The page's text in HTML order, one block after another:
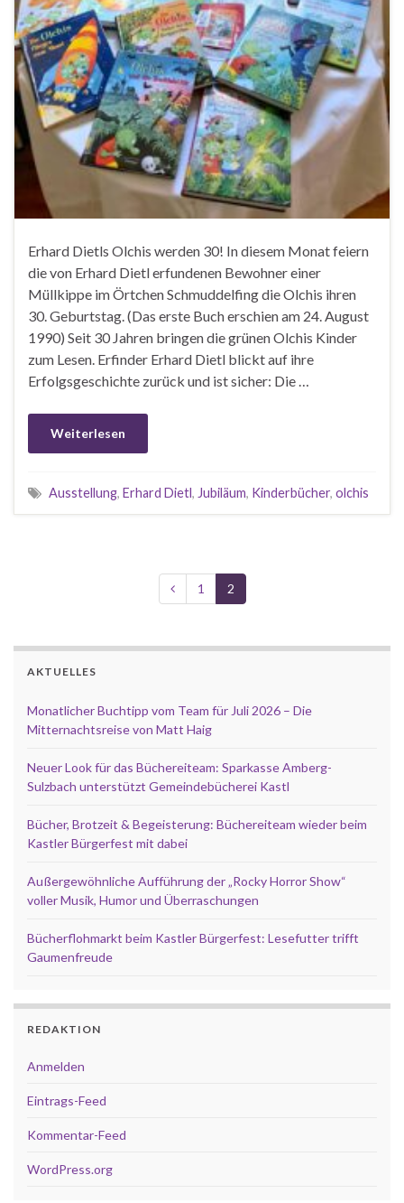
Erhard Dietls Olchis werden 30! In diesem Monat feiern
die von Erhard Dietl erfundenen Bewohner einer
Müllkippe im Örtchen Schmuddelfing die Olchis ihren
30. Geburtstag. (Das erste Buch erschien am 24. August
1990) Seit 30 Jahren bringen die grünen Olchis Kinder
zum Lesen. Erfinder Erhard Dietl blickt auf ihre
Erfolgsgeschichte zurück und ist sicher: Die …
Weiterlesen
Ausstellung, Erhard Dietl, Jubiläum, Kinderbücher, olchis
1 2
AKTUELLES
Monatlicher Buchtipp vom Team für Juli 2026 – Die
Mitternachtsreise von Matt Haig
Neuer Look für das Büchereiteam: Sparkasse Amberg-
Sulzbach unterstützt Gemeindebücherei Kastl
Bücher, Brotzeit & Begeisterung: Büchereiteam wieder beim
Kastler Bürgerfest mit dabei
Außergewöhnliche Aufführung der „Rocky Horror Show“
voller Musik, Humor und Überraschungen
Bücherflohmarkt beim Kastler Bürgerfest: Lesefutter trifft
Gaumenfreude
REDAKTION
Anmelden
Eintrags-Feed
Kommentar-Feed
WordPress.org